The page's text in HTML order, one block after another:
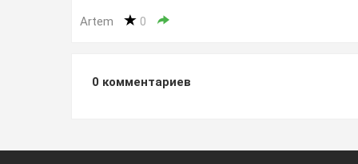
Artem 0
0 комментариев